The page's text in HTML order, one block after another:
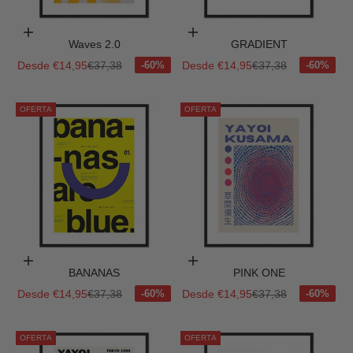
Elige opciones
Waves 2.0
Precio de oferta
Desde €14,95Precio normal
€37,38
Elige opciones
GRADIENT
Precio de oferta
Desde €14,95Precio normal
€37,38
OFERTA
Elige opciones
BANANAS
Precio de oferta
Desde €14,95Precio normal
€37,38
OFERTA
Elige opciones
PINK ONE
Precio de oferta
Desde €14,95Precio normal
€37,38
OFERTA OFERTA